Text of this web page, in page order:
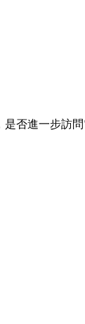
否進一步訪問